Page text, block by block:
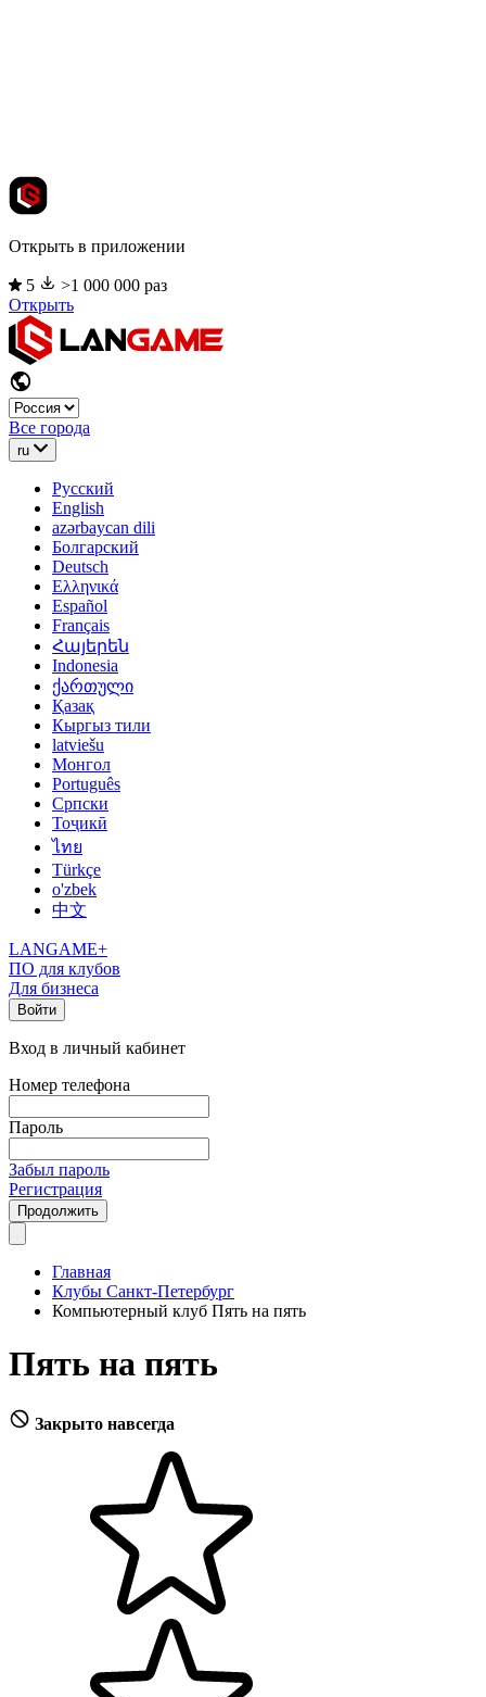
Открыть в приложении
5
>1 000 000 раз
Открыть
Все города
ru
Русский
English
azərbaycan dili
Болгарский
Deutsch
Ελληνικά
Español
Français
Հայերեն
Indonesia
ქართული
Қазақ
Кыргыз тили
latviešu
Монгол
Português
Српски
Тоҷикӣ
ไทย
Türkçe
o'zbek
中文
LANGAME+
ПО для клубов
Для бизнеса
Войти
Вход в личный кабинет
Номер телефона
Пароль
Забыл пароль
Регистрация
Продолжить
Главная
Клубы Санкт-Петербург
Компьютерный клуб Пять на пять
Пять на пять
Закрыто навсегда